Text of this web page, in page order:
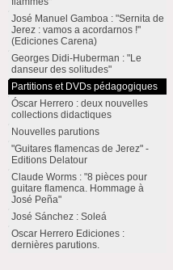
José Manuel Gamboa : "Sernita de
Jerez : vamos a acordarnos !"
(Ediciones Carena)
Georges Didi-Huberman : "Le
danseur des solitudes"
Partitions et DVDs pédagogiques
Óscar Herrero : deux nouvelles
collections didactiques
Nouvelles parutions
"Guitares flamencas de Jerez" -
Editions Delatour
Claude Worms : "8 pièces pour
guitare flamenca. Hommage à
José Peña"
José Sánchez : Soleá
Oscar Herrero Ediciones :
dernières parutions.